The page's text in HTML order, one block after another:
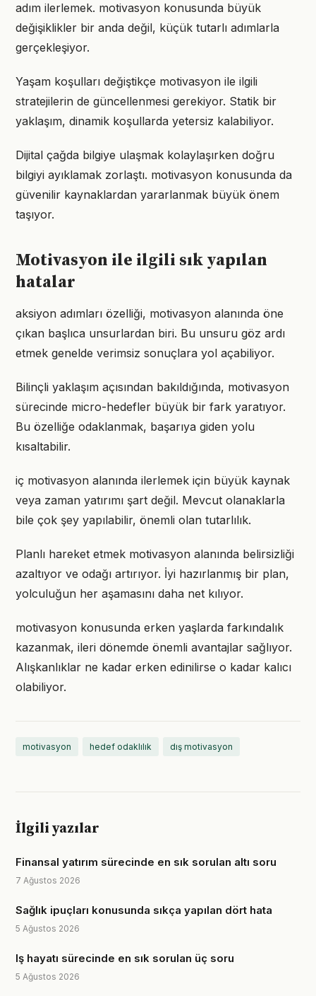
adım ilerlemek. motivasyon konusunda büyük
değişiklikler bir anda değil, küçük tutarlı adımlarla
gerçekleşiyor.
Yaşam koşulları değiştikçe motivasyon ile ilgili
stratejilerin de güncellenmesi gerekiyor. Statik bir
yaklaşım, dinamik koşullarda yetersiz kalabiliyor.
Dijital çağda bilgiye ulaşmak kolaylaşırken doğru
bilgiyi ayıklamak zorlaştı. motivasyon konusunda da
güvenilir kaynaklardan yararlanmak büyük önem
taşıyor.
Motivasyon ile ilgili sık yapılan
hatalar
aksiyon adımları özelliği, motivasyon alanında öne
çıkan başlıca unsurlardan biri. Bu unsuru göz ardı
etmek genelde verimsiz sonuçlara yol açabiliyor.
Bilinçli yaklaşım açısından bakıldığında, motivasyon
sürecinde micro-hedefler büyük bir fark yaratıyor.
Bu özelliğe odaklanmak, başarıya giden yolu
kısaltabilir.
iç motivasyon alanında ilerlemek için büyük kaynak
veya zaman yatırımı şart değil. Mevcut olanaklarla
bile çok şey yapılabilir, önemli olan tutarlılık.
Planlı hareket etmek motivasyon alanında belirsizliği
azaltıyor ve odağı artırıyor. İyi hazırlanmış bir plan,
yolculuğun her aşamasını daha net kılıyor.
motivasyon konusunda erken yaşlarda farkındalık
kazanmak, ileri dönemde önemli avantajlar sağlıyor.
Alışkanlıklar ne kadar erken edinilirse o kadar kalıcı
olabiliyor.
motivasyon hedef odaklılık dış motivasyon
İlgili yazılar
Finansal yatırım sürecinde en sık sorulan altı soru
7 Ağustos 2026
Sağlık ipuçları konusunda sıkça yapılan dört hata
5 Ağustos 2026
Iş hayatı sürecinde en sık sorulan üç soru
5 Ağustos 2026